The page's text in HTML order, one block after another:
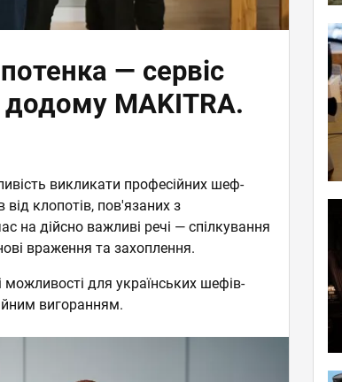
— сервіс
MAKITRA.
викликати професійних шеф-
від клопотів, пов'язаних з
на дійсно важливі речі — спілкування
враження та захоплення.
для українських шефів-
вигоранням.